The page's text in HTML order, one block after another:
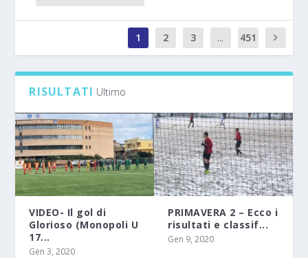
1 2 3 ...
451
0
RISULTATI Ultimo
VIDEO- Il gol di
Glorioso (Monopoli U
17...
Gen 3, 2020
PRIMAVERA 2 – Ecco i
risultati e classif...
Gen 9, 2020